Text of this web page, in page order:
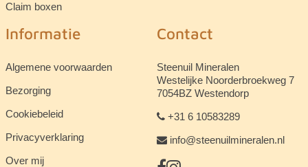
Claim boxen
Informatie
Algemene voorwaarden
Bezorging
Cookiebeleid
Privacyverklaring
Over mij
Contact
Steenuil Mineralen
Westelijke Noorderbroekweg 7
7054BZ Westendorp
+31 6 10583289
info@steenuilmineralen.nl